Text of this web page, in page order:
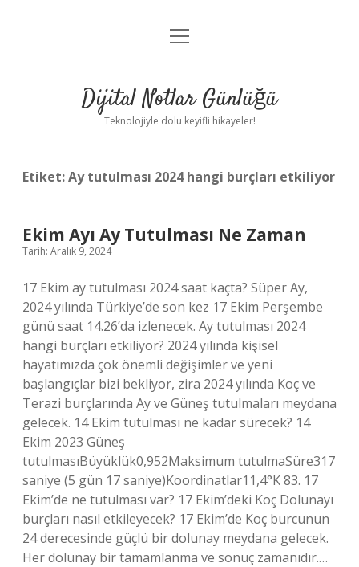
Anasayfa
Yasal Uyarı
menüyü
Dijital Notlar Günlüğü
Teknolojiyle dolu keyifli hikayeler!
Etiket:Ay tutulması 2024 hangi burçları etkiliyor
Ekim Ayı Ay Tutulması Ne Zaman
Tarih: Aralık 9, 2024
17 Ekim ay tutulması 2024 saat kaçta? Süper Ay,
2024 yılında Türkiye’de son kez 17 Ekim Perşembe
günü saat 14.26’da izlenecek. Ay tutulması 2024
hangi burçları etkiliyor? 2024 yılında kişisel
hayatımızda çok önemli değişimler ve yeni
başlangıçlar bizi bekliyor, zira 2024 yılında Koç ve
Terazi burçlarında Ay ve Güneş tutulmaları meydana
gelecek. 14 Ekim tutulması ne kadar sürecek? 14
Ekim 2023 Güneş
tutulmasıBüyüklük0,952Maksimum tutulmaSüre317
saniye (5 gün 17 saniye)Koordinatlar11,4°K 83. 17
Ekim’de ne tutulması var? 17 Ekim’deki Koç Dolunayı
burçları nasıl etkileyecek? 17 Ekim’de Koç burcunun
24 derecesinde güçlü bir dolunay meydana gelecek.
Her dolunay bir tamamlanma ve sonuç zamanıdır.…